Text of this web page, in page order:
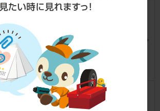
Super Sprint / S.S.BERRY ス
ーパースプリントマフラー
500 （ハッチバック）
みどりフィアットさん
83
RAGAZZON Rear Silencer
500 （ハッチバック） [3代目]